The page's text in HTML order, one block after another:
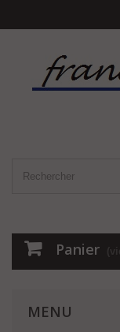
Panier
MENU